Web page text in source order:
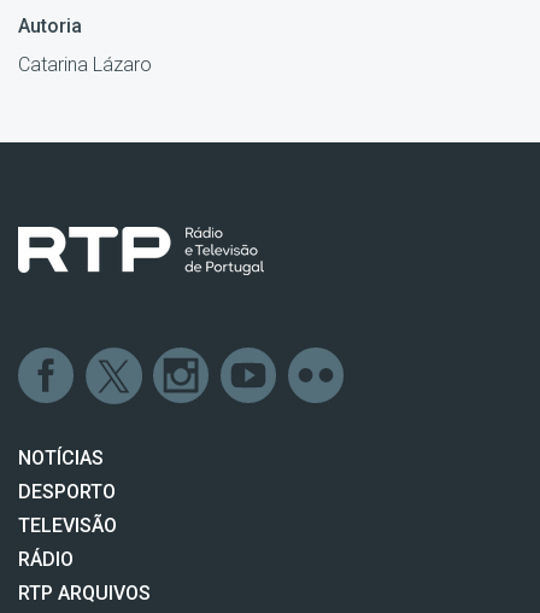
Autoria
Catarina Lázaro
NOTÍCIAS
DESPORTO
TELEVISÃO
RÁDIO
RTP ARQUIVOS